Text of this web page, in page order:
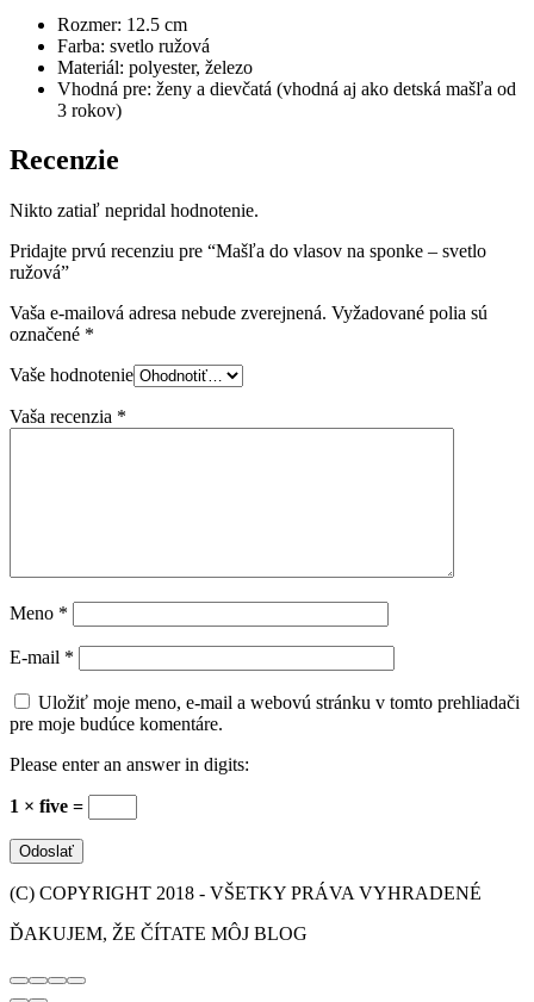
Rozmer: 12.5 cm
Farba: svetlo ružová
Materiál: polyester, železo
Vhodná pre: ženy a dievčatá (vhodná aj ako detská mašľa od
3 rokov)
Recenzie
Nikto zatiaľ nepridal hodnotenie.
Pridajte prvú recenziu pre “Mašľa do vlasov na sponke – svetlo
ružová”
Vaša e-mailová adresa nebude zverejnená. Vyžadované polia sú
označené *
Vaše hodnotenie
Vaša recenzia *
Meno *
E-mail *
Uložiť moje meno, e-mail a webovú stránku v tomto prehliadači
pre moje budúce komentáre.
Please enter an answer in digits:
1 × five =
(C) COPYRIGHT 2018 - VŠETKY PRÁVA VYHRADENÉ
ĎAKUJEM, ŽE ČÍTATE MÔJ BLOG